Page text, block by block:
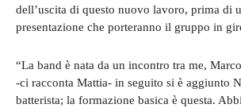
dell’uscita di questo nuovo lavoro, prima di
presentazione che porteranno il gruppo in
“La band è nata da un incontro tra me,
-ci racconta Mattia- in seguito si è aggiunto
batterista; la formazione basica è questa.